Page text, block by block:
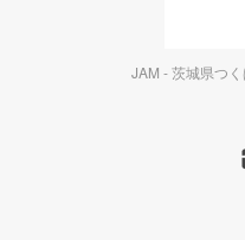
JAM - 茨城県つ